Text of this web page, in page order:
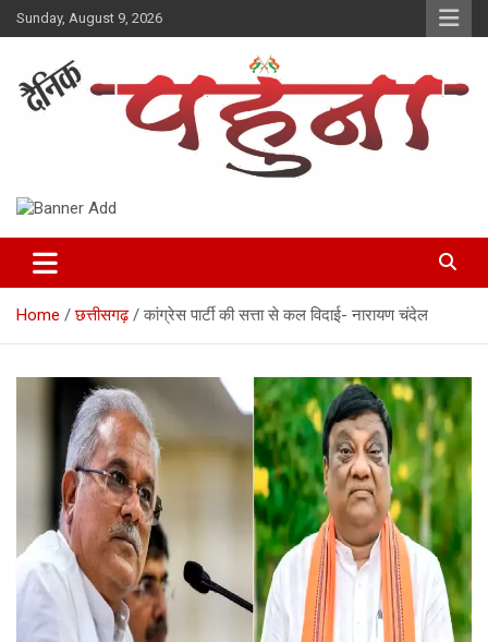
Skip
to
Sunday, August 9, 2026
Dainik Pahuna
Home छत्तीसगढ़ कांग्रेस पार्टी की सत्ता से कल विदाई- नारायण चंदेल